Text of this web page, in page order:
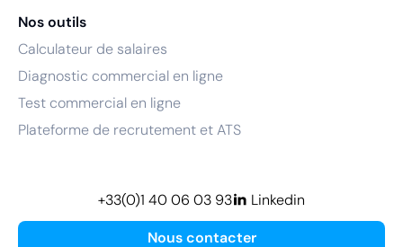
Nos outils
Calculateur de salaires
Diagnostic commercial en ligne
Test commercial en ligne
Plateforme de recrutement et ATS
Nous contacter
+33(0)1 40 06 03 93 Linkedin